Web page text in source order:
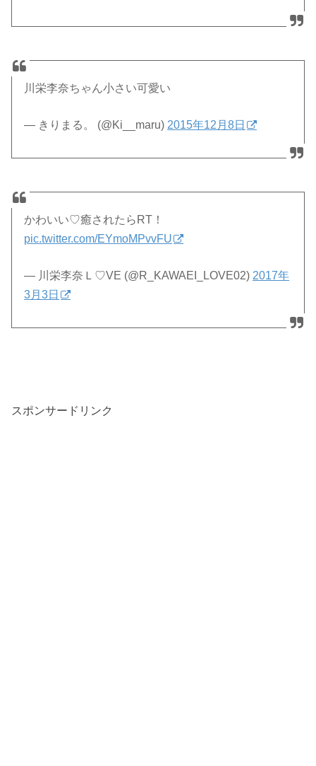
川栄李奈ちゃん小さい可愛い
— きりまる。 (@Ki__maru) 2015年12月8日
かわいい♡癒されたらRT！
pic.twitter.com/EYmoMPvvFU
— 川栄李奈Ｌ♡VE (@R_KAWAEI_LOVE02) 2017年
3月3日
スポンサードリンク